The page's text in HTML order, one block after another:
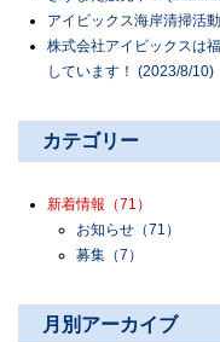
アイビックス海岸清掃活
株式会社アイビックスは
しています！ (2023/8/10)
カテゴリー
新着情報 （71）
お知らせ （71）
募集 （7）
月別アーカイブ